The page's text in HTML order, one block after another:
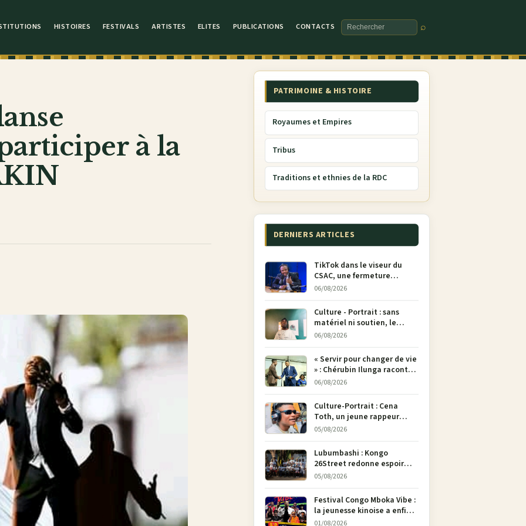
HISTOIRES FESTIVALS ARTISTES ELITES PUBLICATIONS CONTACTS
Rechercher
⌕
à la
PATRIMOINE & HISTOIRE
Royaumes et Empires
Tribus
Traditions et ethnies de la RDC
DERNIERS ARTICLES
TikTok dans le viseur du
CSAC, une fermeture
envisagée pour contrer la
06/08/2026
Culture - Portrait : sans
matériel ni soutien, le
dessinateur Justin
son crayon
06/08/2026
« Servir pour changer de vie
» : Chérubin Ilunga raconte
le parcours du député
Tshimbu en 137 pages
06/08/2026
Culture-Portrait : Cena
Toth, un jeune rappeur
déterminé à faire entendre
05/08/2026
Lubumbashi : Kongo
26Street redonne espoir
aux enfants de la rue par
05/08/2026
Festival Congo Mboka Vibe :
la jeunesse kinoise a enfin
sa plateforme de culture
01/08/2026